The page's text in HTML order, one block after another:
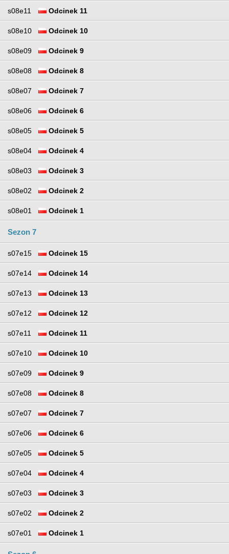
s08e11 Odcinek 11
s08e10 Odcinek 10
s08e09 Odcinek 9
s08e08 Odcinek 8
s08e07 Odcinek 7
s08e06 Odcinek 6
s08e05 Odcinek 5
s08e04 Odcinek 4
s08e03 Odcinek 3
s08e02 Odcinek 2
s08e01 Odcinek 1
Sezon 7
s07e15 Odcinek 15
s07e14 Odcinek 14
s07e13 Odcinek 13
s07e12 Odcinek 12
s07e11 Odcinek 11
s07e10 Odcinek 10
s07e09 Odcinek 9
s07e08 Odcinek 8
s07e07 Odcinek 7
s07e06 Odcinek 6
s07e05 Odcinek 5
s07e04 Odcinek 4
s07e03 Odcinek 3
s07e02 Odcinek 2
s07e01 Odcinek 1